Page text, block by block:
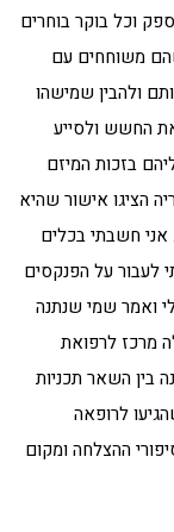
וכל בוקר בוחרים
משוחחים עם
על טעותם ולהבין שמישהו
החשש ולסייע
בזכות המיזם
הציגו אישור שהיא
אני חשבתי בכלים
לעבור על הפנקסים
ואמר שמי שנתנה
מרכז לרפואת
בין השאר תכניות
לרופאה
ההצלחה ומקום